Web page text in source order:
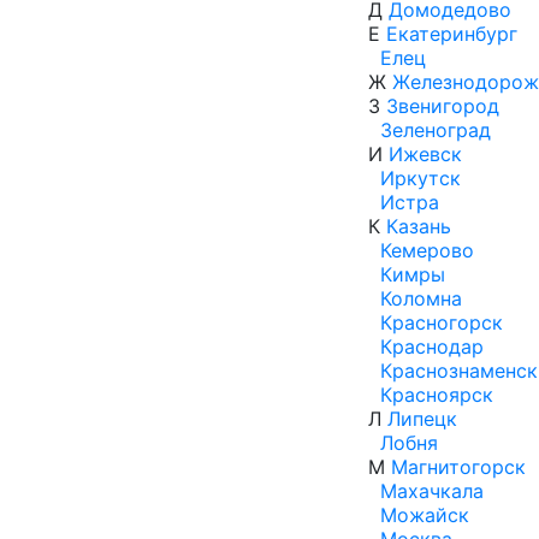
Д Домодедово
Е Екатеринбург
Елец
Ж
З Звенигород
Зеленоград
И Ижевск
Иркутск
Истра
К Казань
Кемерово
Кимры
Коломна
Красногорск
Краснодар
Краснознаменск
Красноярск
Л Липецк
Лобня
М Магнитогорск
Махачкала
Можайск